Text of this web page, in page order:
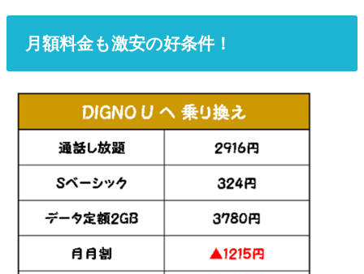
月額料金も激安の好条件！